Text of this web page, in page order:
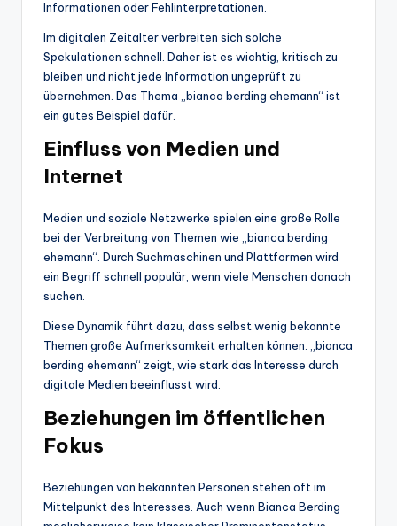
Informationen oder Fehlinterpretationen.
Im digitalen Zeitalter verbreiten sich solche
Spekulationen schnell. Daher ist es wichtig, kritisch zu
bleiben und nicht jede Information ungeprüft zu
übernehmen. Das Thema „bianca berding ehemann“ ist
ein gutes Beispiel dafür.
Einfluss von Medien und
Internet
Medien und soziale Netzwerke spielen eine große Rolle
bei der Verbreitung von Themen wie „bianca berding
ehemann“. Durch Suchmaschinen und Plattformen wird
ein Begriff schnell populär, wenn viele Menschen danach
suchen.
Diese Dynamik führt dazu, dass selbst wenig bekannte
Themen große Aufmerksamkeit erhalten können. „bianca
berding ehemann“ zeigt, wie stark das Interesse durch
digitale Medien beeinflusst wird.
Beziehungen im öffentlichen
Fokus
Beziehungen von bekannten Personen stehen oft im
Mittelpunkt des Interesses. Auch wenn Bianca Berding